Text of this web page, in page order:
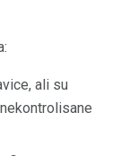
ali su